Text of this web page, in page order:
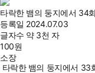
타락한 뱀의 둥지에서 34
등록일 2024.07.03
글자수 약 3천 자
100원
소장
타락한 뱀의 둥지에서 33